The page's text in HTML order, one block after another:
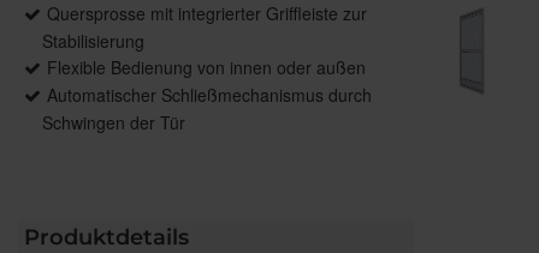
Quersprosse mit integrierter Griffleiste zur
Stabilisierung
Flexible Bedienung von innen oder außen
Automatischer Schließmechanismus durch
Schwingen der Tür
Produktdetails